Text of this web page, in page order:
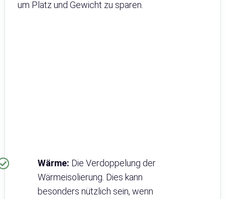
um Platz und Gewicht zu sparen.
Wärme: Die Verdoppelung der
Wärmeisolierung. Dies kann
besonders nützlich sein, wenn